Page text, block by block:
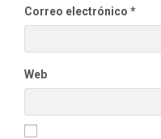
Correo electrónico *
Web